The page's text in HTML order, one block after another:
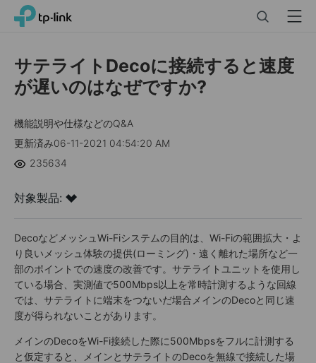
Click
navigation
bar
TP-Link, Reliably Smart Menu
サテライトDecoに接続すると速度
が遅いのはなぜですか?
機能説明や仕様などのQ&A
更新済み06-11-2021 04:54:20 AM
235634
対象製品:
DecoなどメッシュWi-Fiシステムの目的は、Wi-Fiの範囲拡大・よ
り良いメッシュ体験の提供(ローミング)・遠く離れた場所など一
部のポイントでの速度の改善です。サテライトユニットを使用し
ている場合、実測値で500Mbps以上を常時計測するような回線
では、サテライトに端末をつないだ場合メインのDecoと同じ速
度が得られないことがあります。
メインのDecoをWi-Fi接続した際に500Mbpsをフルに計測する
と仮定すると、メインとサテライトのDecoを無線で接続した場